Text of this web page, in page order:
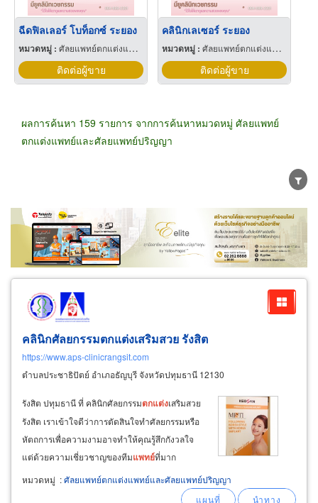
ฉีดฟิลเลอร์ โบท็อกซ์ ระยอง
หมวดหมู่ : ศัลยแพทย์ตกแต่งแพทย์และศัลยแพทย์ปริญญา
ติดต่อผู้ขาย
คลินิกเลเซอร์ ระยอง
หมวดหมู่ :ศัลยแพทย์ตกแต่งแพทย์และศัลยแพทย์ปริญญา
ติดต่อผู้ขาย
ผลการค้นหา 159 รายการ จากการค้นหาหมวดหมู่ ศัลยแพทย์
ตกแต่งแพทย์และศัลยแพทย์ปริญญา
ขายส่ง ขายปลีก ผู้ผลิต
ตัวแทนจัดจำหน่าย
ผู้ส่งออก/นำเข้า
ธุรกิจบริการ
คลินิกศัลยกรรมตกแต่งเสริมสวย รังสิต
https://www.aps-clinicrangsit.com
ตำบลประชาธิปัตย์ อำเภอธัญบุรี จังหวัดปทุมธานี 12130
รังสิต ปทุมธานี ที่ คลินิกศัลยกรรมตกแต่งเสริมสวย
รังสิต เราเข้าใจดีว่าการตัดสินใจทำศัลยกรรมหรือ
หัตถการเพื่อความงามอาจทำให้คุณรู้สึกกังวลใจ
แต่ด้วยความเชี่ยวชาญของทีมแพทย์ที่มาก
ประสบการณ์ การดูแลอย่างอบอุ่นเหมือนคนใน
สถานที่ที่สะอาดปลอดภัยในย่าน
หมวดหมู่ :ศัลยแพทย์ตกแต่งแพทย์และศัลยแพทย์ปริญญา